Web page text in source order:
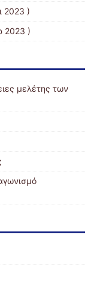
2023 )
2023 )
μελέτης των